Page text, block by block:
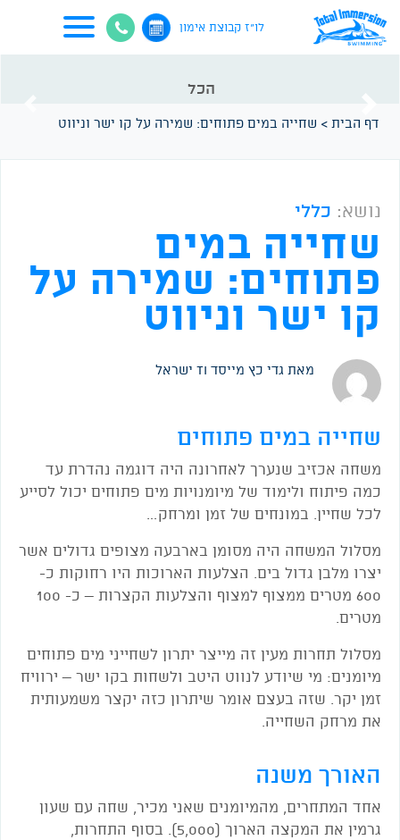
לו"ז קבוצת אימון
הכל
דף הבית > שחייה במים פתוחים: שמירה על קו ישר וניווט
נושא: כללי
שחייה במים
פתוחים: שמירה על
קו ישר וניווט
מאת גדי כץ מייסד TI ישראל
שחייה במים פתוחים
משחה אכזיב שנערך לאחרונה היה דוגמה נהדרת עד
כמה פיתוח ולימוד של מיומנויות מים פתוחים יכול לסייע
לכל שחיין. במונחים של זמן ומרחק…
מסלול המשחה היה מסומן בארבעה מצופים גדולים אשר
יצרו מלבן גדול בים. הצלעות הארוכות היו רחוקות כ-
600 מטרים ממצוף למצוף והצלעות הקצרות – כ- 100
מטרים.
מסלול תחרות מעין זה מייצר יתרון לשחייני מים פתוחים
מיומנים: מי שיודע לנווט היטב ולשחות בקו ישר – ירוויח
זמן יקר. שזה בעצם אומר שיתרון כזה יקצר משמעותית
את מרחק השחייה.
האורך משנה
אחד המתחרים, מהמיומנים שאני מכיר, שחה עם שעון
גרמין את המקצה הארוך (5,000). בסוף התחרות,